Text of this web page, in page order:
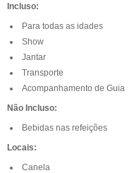
Incluso:
Para todas as idades
Show
Jantar
Transporte
Acompanhamento de Guia
Não Incluso:
Bebidas nas refeições
Locais:
Canela